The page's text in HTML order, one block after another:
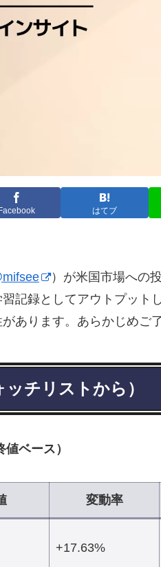
はてブ
）が米国市場への
記録としてアウトプット
あります。あらかじめご
チリストから）
ベース）
変動率
+17.63%